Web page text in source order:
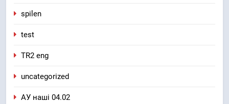
spilen
test
TR2 eng
uncategorized
АУ наші 04.02